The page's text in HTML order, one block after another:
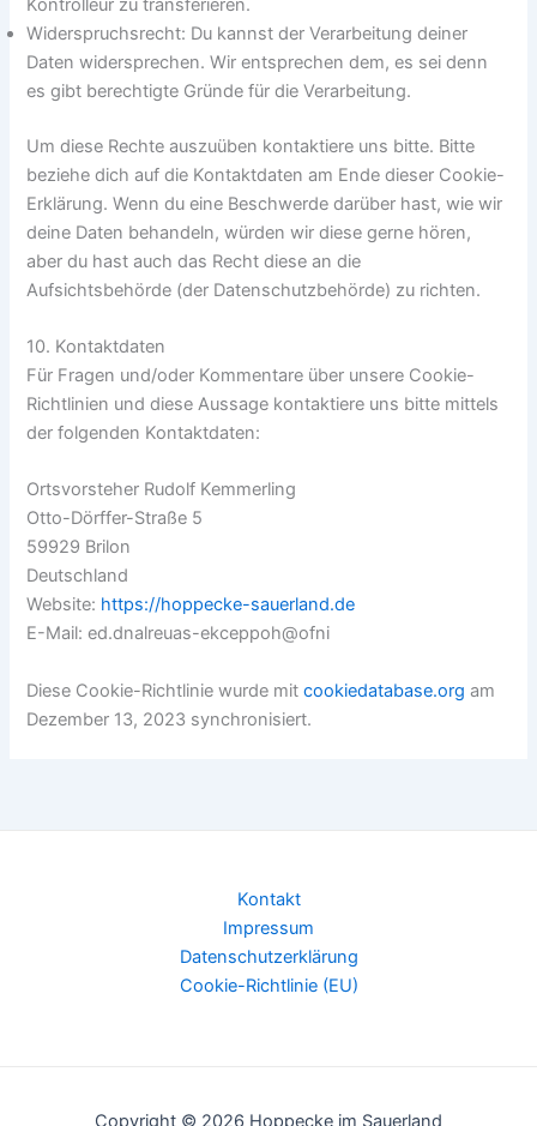
Kontrolleur zu transferieren.
Widerspruchsrecht: Du kannst der Verarbeitung deiner
Daten widersprechen. Wir entsprechen dem, es sei denn
es gibt berechtigte Gründe für die Verarbeitung.
Um diese Rechte auszuüben kontaktiere uns bitte. Bitte
beziehe dich auf die Kontaktdaten am Ende dieser Cookie-
Erklärung. Wenn du eine Beschwerde darüber hast, wie wir
deine Daten behandeln, würden wir diese gerne hören,
aber du hast auch das Recht diese an die
Aufsichtsbehörde (der Datenschutzbehörde) zu richten.
10. Kontaktdaten
Für Fragen und/oder Kommentare über unsere Cookie-
Richtlinien und diese Aussage kontaktiere uns bitte mittels
der folgenden Kontaktdaten:
Ortsvorsteher Rudolf Kemmerling
Otto-Dörffer-Straße 5
59929 Brilon
Deutschland
Website: https://hoppecke-sauerland.de
E-Mail:ed.dnalreuas-ekceppoh@ofni
Diese Cookie-Richtlinie wurde mitcookiedatabase.org am
Dezember 13, 2023 synchronisiert.
Kontakt
Impressum
Datenschutzerklärung
Cookie-Richtlinie (EU)
Copyright © 2026 Hoppecke im Sauerland